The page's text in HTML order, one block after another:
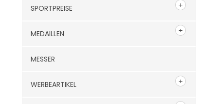
SPORTPREISE
MEDAILLEN
MESSER
WERBEARTIKEL